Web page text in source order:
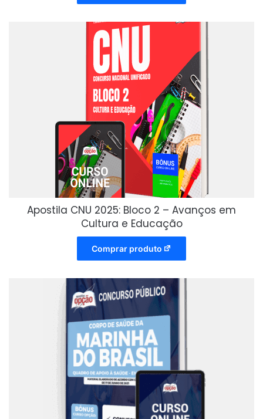
Apostila CNU 2025: Bloco 2 – Avanços em
Cultura e Educação
Comprar produto